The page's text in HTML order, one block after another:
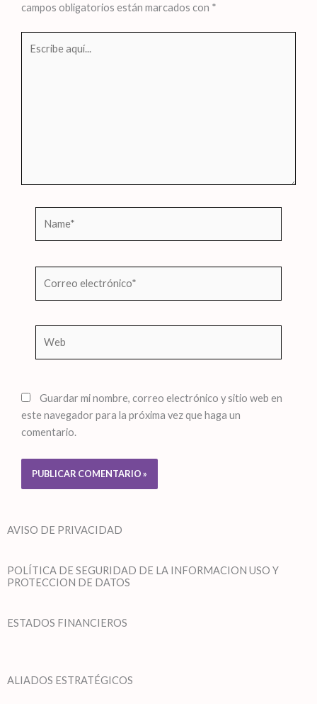
campos obligatorios están marcados con *
aquí...
electrónico*
Guardar mi nombre, correo electrónico y sitio web en
este navegador para la próxima vez que haga un
comentario.
AVISO DE PRIVACIDAD
POLÍTICA DE SEGURIDAD DE LA INFORMACION USO Y
PROTECCION DE DATOS
ESTADOS FINANCIEROS
ALIADOS ESTRATÉGICOS